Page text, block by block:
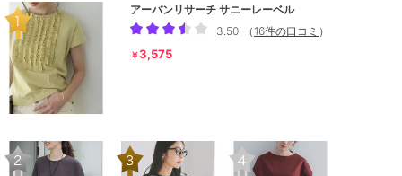
アーバンリサーチ サニーレーベル
3.50
（ 16件の口コミ ）
￥3,575